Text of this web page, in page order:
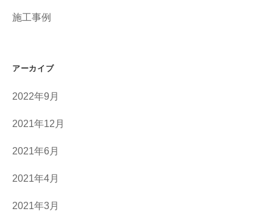
施工事例
アーカイブ
2022年9月
2021年12月
2021年6月
2021年4月
2021年3月